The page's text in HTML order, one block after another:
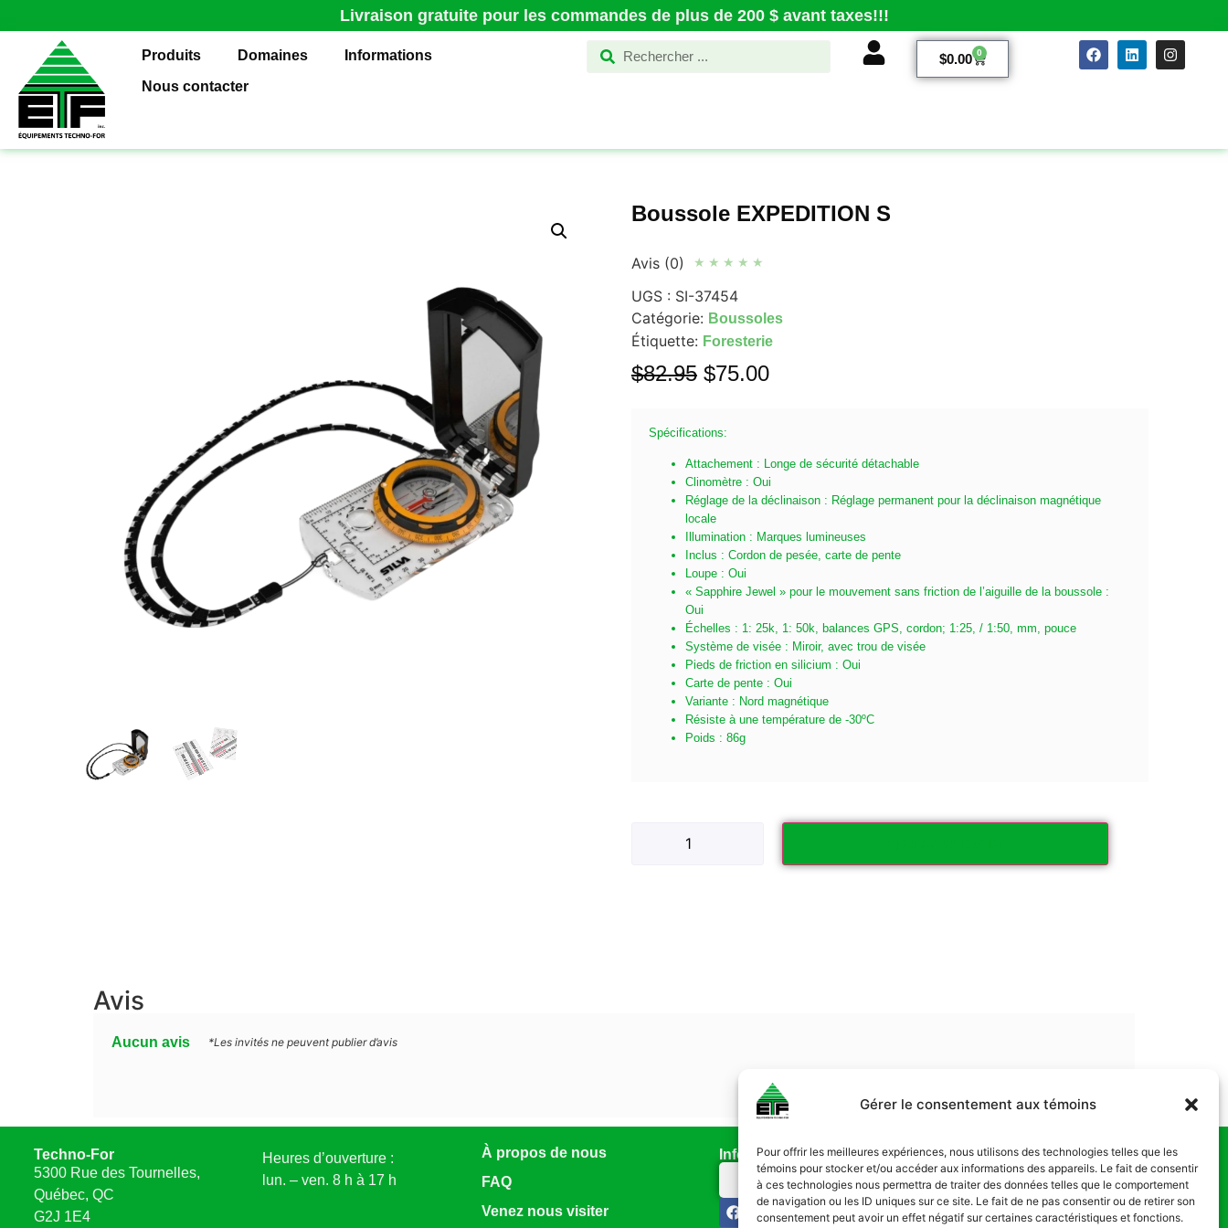
Gérer le consentement aux témoins
Pour offrir les meilleures expériences, nous utilisons des technologies telles que les
témoins pour stocker et/ou accéder aux informations des appareils. Le fait de consentir
à ces technologies nous permettra de traiter des données telles que le comportement
de navigation ou les ID uniques sur ce site. Le fait de ne pas consentir ou de retirer son
consentement peut avoir un effet négatif sur certaines caractéristiques et fonctions.
Livraison gratuite pour les commandes de plus de 200 $ avant taxes!!!
Produits Domaines
Informations
Nous contacter
$0.00 0
Boussole EXPEDITION S
Avis (0) ★ ★ ★ ★ ★
UGS : SI-37454
Catégorie: Boussoles
Étiquette: Foresterie
$82.95 $75.00
Spécifications:
Attachement : Longe de sécurité détachable
Clinomètre : Oui
Réglage de la déclinaison : Réglage permanent pour la déclinaison magnétique
locale
Illumination : Marques lumineuses
Inclus : Cordon de pesée, carte de pente
Loupe : Oui
« Sapphire Jewel » pour le mouvement sans friction de l’aiguille de la boussole :
Oui
Échelles : 1: 25k, 1: 50k, balances GPS, cordon; 1:25, / 1:50, mm, pouce
Système de visée : Miroir, avec trou de visée
Pieds de friction en silicium : Oui
Carte de pente : Oui
Variante : Nord magnétique
Résiste à une température de -30ºC
Poids : 86g
Avis
Aucun avis *Les invités ne peuvent publier d’avis
Techno-For
5300 Rue des Tournelles,
Québec, QC
G2J 1E4
Heures d’ouverture :
lun. – ven. 8 h à 17 h
À propos de nous
FAQ
Venez nous visiter
Infolettre
Abonnez-vous